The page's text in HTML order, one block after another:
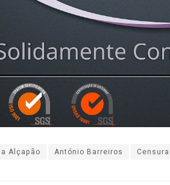
Alçapão António Barreiros Censura